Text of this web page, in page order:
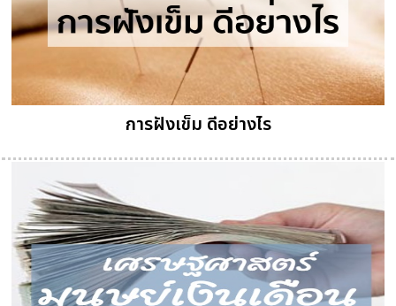
การฝังเข็ม ดีอย่างไร